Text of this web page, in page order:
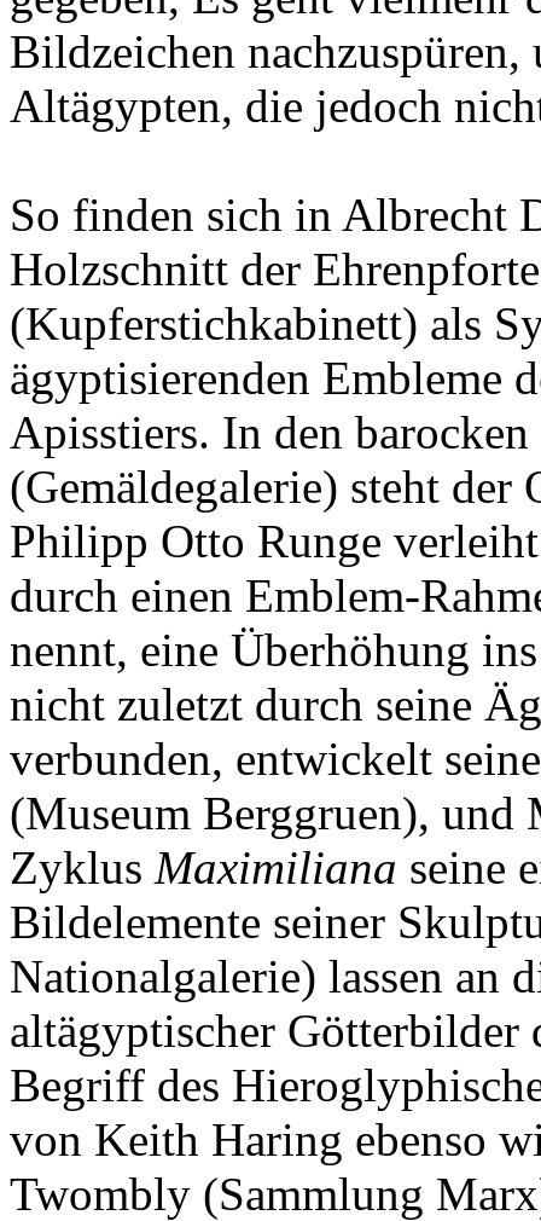
Bildzeichen nachzuspüren,
Altägypten, die jedoch
So finden sich in Albrecht
Holzschnitt der
(Kupferstichkabinett) als
ägyptisierenden Embleme
Apisstiers. In den
(Gemäldegalerie) steht
Philipp Otto Runge
durch einen Emblem-
nennt, eine Überhöhung
nicht zuletzt durch seine
verbunden, entwickelt
(Museum Berggruen), und
Zyklus Maximiliana seine
Bildelemente seiner
Nationalgalerie) lassen an
altägyptischer Götterbilder
Begriff des
von Keith Haring ebenso
Twombly (Sammlung